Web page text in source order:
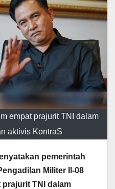
empat prajurit TNI dalam
aktivis KontraS
pemerintah
Militer II-08
TNI dalam